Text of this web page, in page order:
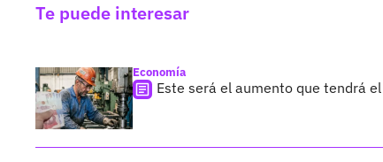
Te puede interesar
Economía
Este será el aumento que tendrá